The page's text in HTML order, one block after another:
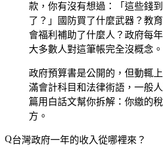
款，你有沒有想過：「這些錢
了？」國防買了什麼武器？教
會福利補助了什麼人？政府每
大多數人對這筆帳完全沒概念。
政府預算書是公開的，但動輒
滿會計科目和法律術語，一般
篇用白話文幫你拆解：你繳的
方。
台灣政府一年的收入從哪裡來？